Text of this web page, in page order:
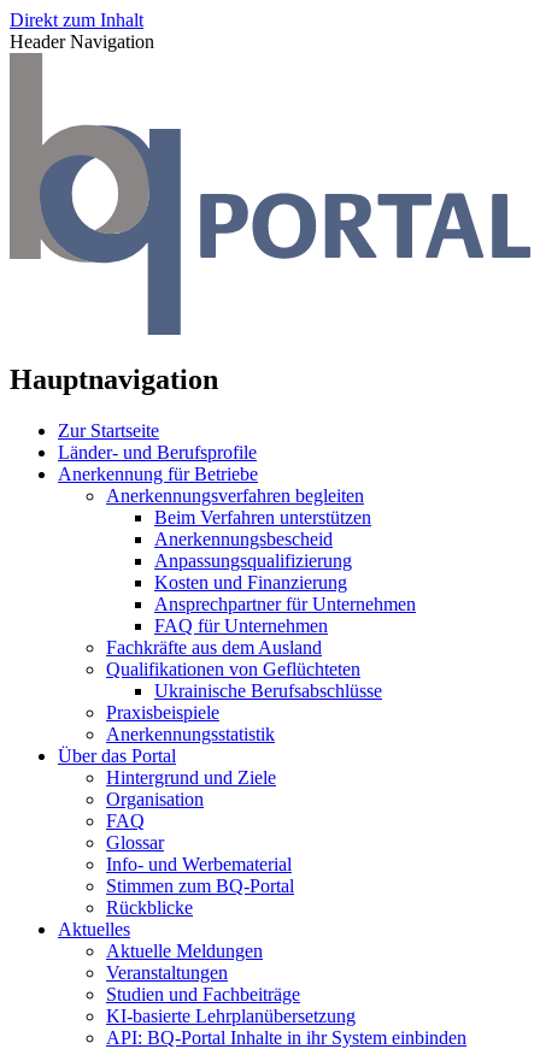
Direkt zum Inhalt
Header Navigation
Hauptnavigation
Zur Startseite
Länder- und Berufsprofile
Anerkennung für Betriebe
Anerkennungsverfahren begleiten
Beim Verfahren unterstützen
Anerkennungsbescheid
Anpassungsqualifizierung
Kosten und Finanzierung
Ansprechpartner für Unternehmen
FAQ für Unternehmen
Fachkräfte aus dem Ausland
Qualifikationen von Geflüchteten
Ukrainische Berufsabschlüsse
Praxisbeispiele
Anerkennungsstatistik
Über das Portal
Hintergrund und Ziele
Organisation
FAQ
Glossar
Info- und Werbematerial
Stimmen zum BQ-Portal
Rückblicke
Aktuelles
Aktuelle Meldungen
Veranstaltungen
Studien und Fachbeiträge
KI-basierte Lehrplanübersetzung
API: BQ-Portal Inhalte in ihr System einbinden